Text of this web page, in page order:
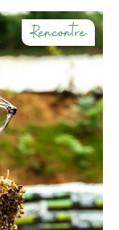
Rencontre